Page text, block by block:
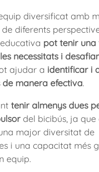
diversificat amb
diferents
pot tenir una
necessitats i
ajudar a identificar i
de manera efectiva.
tenir almenys dues
del bicibús, ja que
major diversitat de
i una capacitat més
equip.